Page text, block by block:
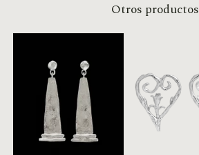
Otros productos